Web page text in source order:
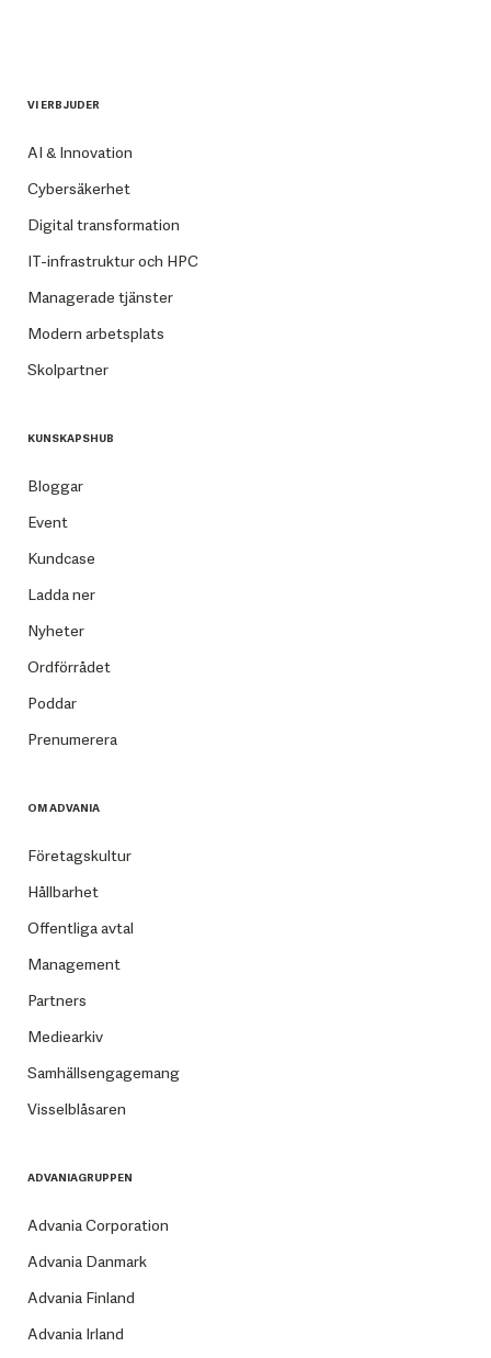
VI ERBJUDER
AI & Innovation
Cybersäkerhet
Digital transformation
IT-infrastruktur och HPC
Managerade tjänster
Modern arbetsplats
Skolpartner
KUNSKAPSHUB
Bloggar
Event
Kundcase
Ladda ner
Nyheter
Ordförrådet
Poddar
Prenumerera
OM ADVANIA
Företagskultur
Hållbarhet
Offentliga avtal
Management
Partners
Mediearkiv
Samhällsengagemang
Visselblåsaren
ADVANIAGRUPPEN
Advania Corporation
Advania Danmark
Advania Finland
Advania Irland